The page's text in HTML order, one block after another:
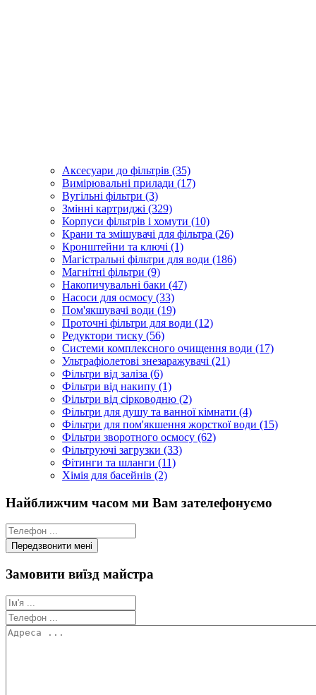
Аксесуари до фільтрів (35)
Вимірювальні прилади (17)
Вугільні фільтри (3)
Змінні картриджі (329)
Корпуси фільтрів і хомути (10)
Крани та змішувачі для фільтра (26)
Кронштейни та ключі (1)
Магістральні фільтри для води (186)
Магнітні фільтри (9)
Накопичувальні баки (47)
Насоси для осмосу (33)
Пом'якшувачі води (19)
Проточні фільтри для води (12)
Редуктори тиску (56)
Системи комплексного очищення води (17)
Ультрафіолетові знезаражувачі (21)
Фільтри від заліза (6)
Фільтри від накипу (1)
Фільтри від сірководню (2)
Фільтри для душу та ванної кімнати (4)
Фільтри для пом'якшення жорсткої води (15)
Фільтри зворотного осмосу (62)
Фільтруючі загрузки (33)
Фітинги та шланги (11)
Хімія для басейнів (2)
Найближчим часом ми Вам зателефонуємо
Замовити виїзд майстра